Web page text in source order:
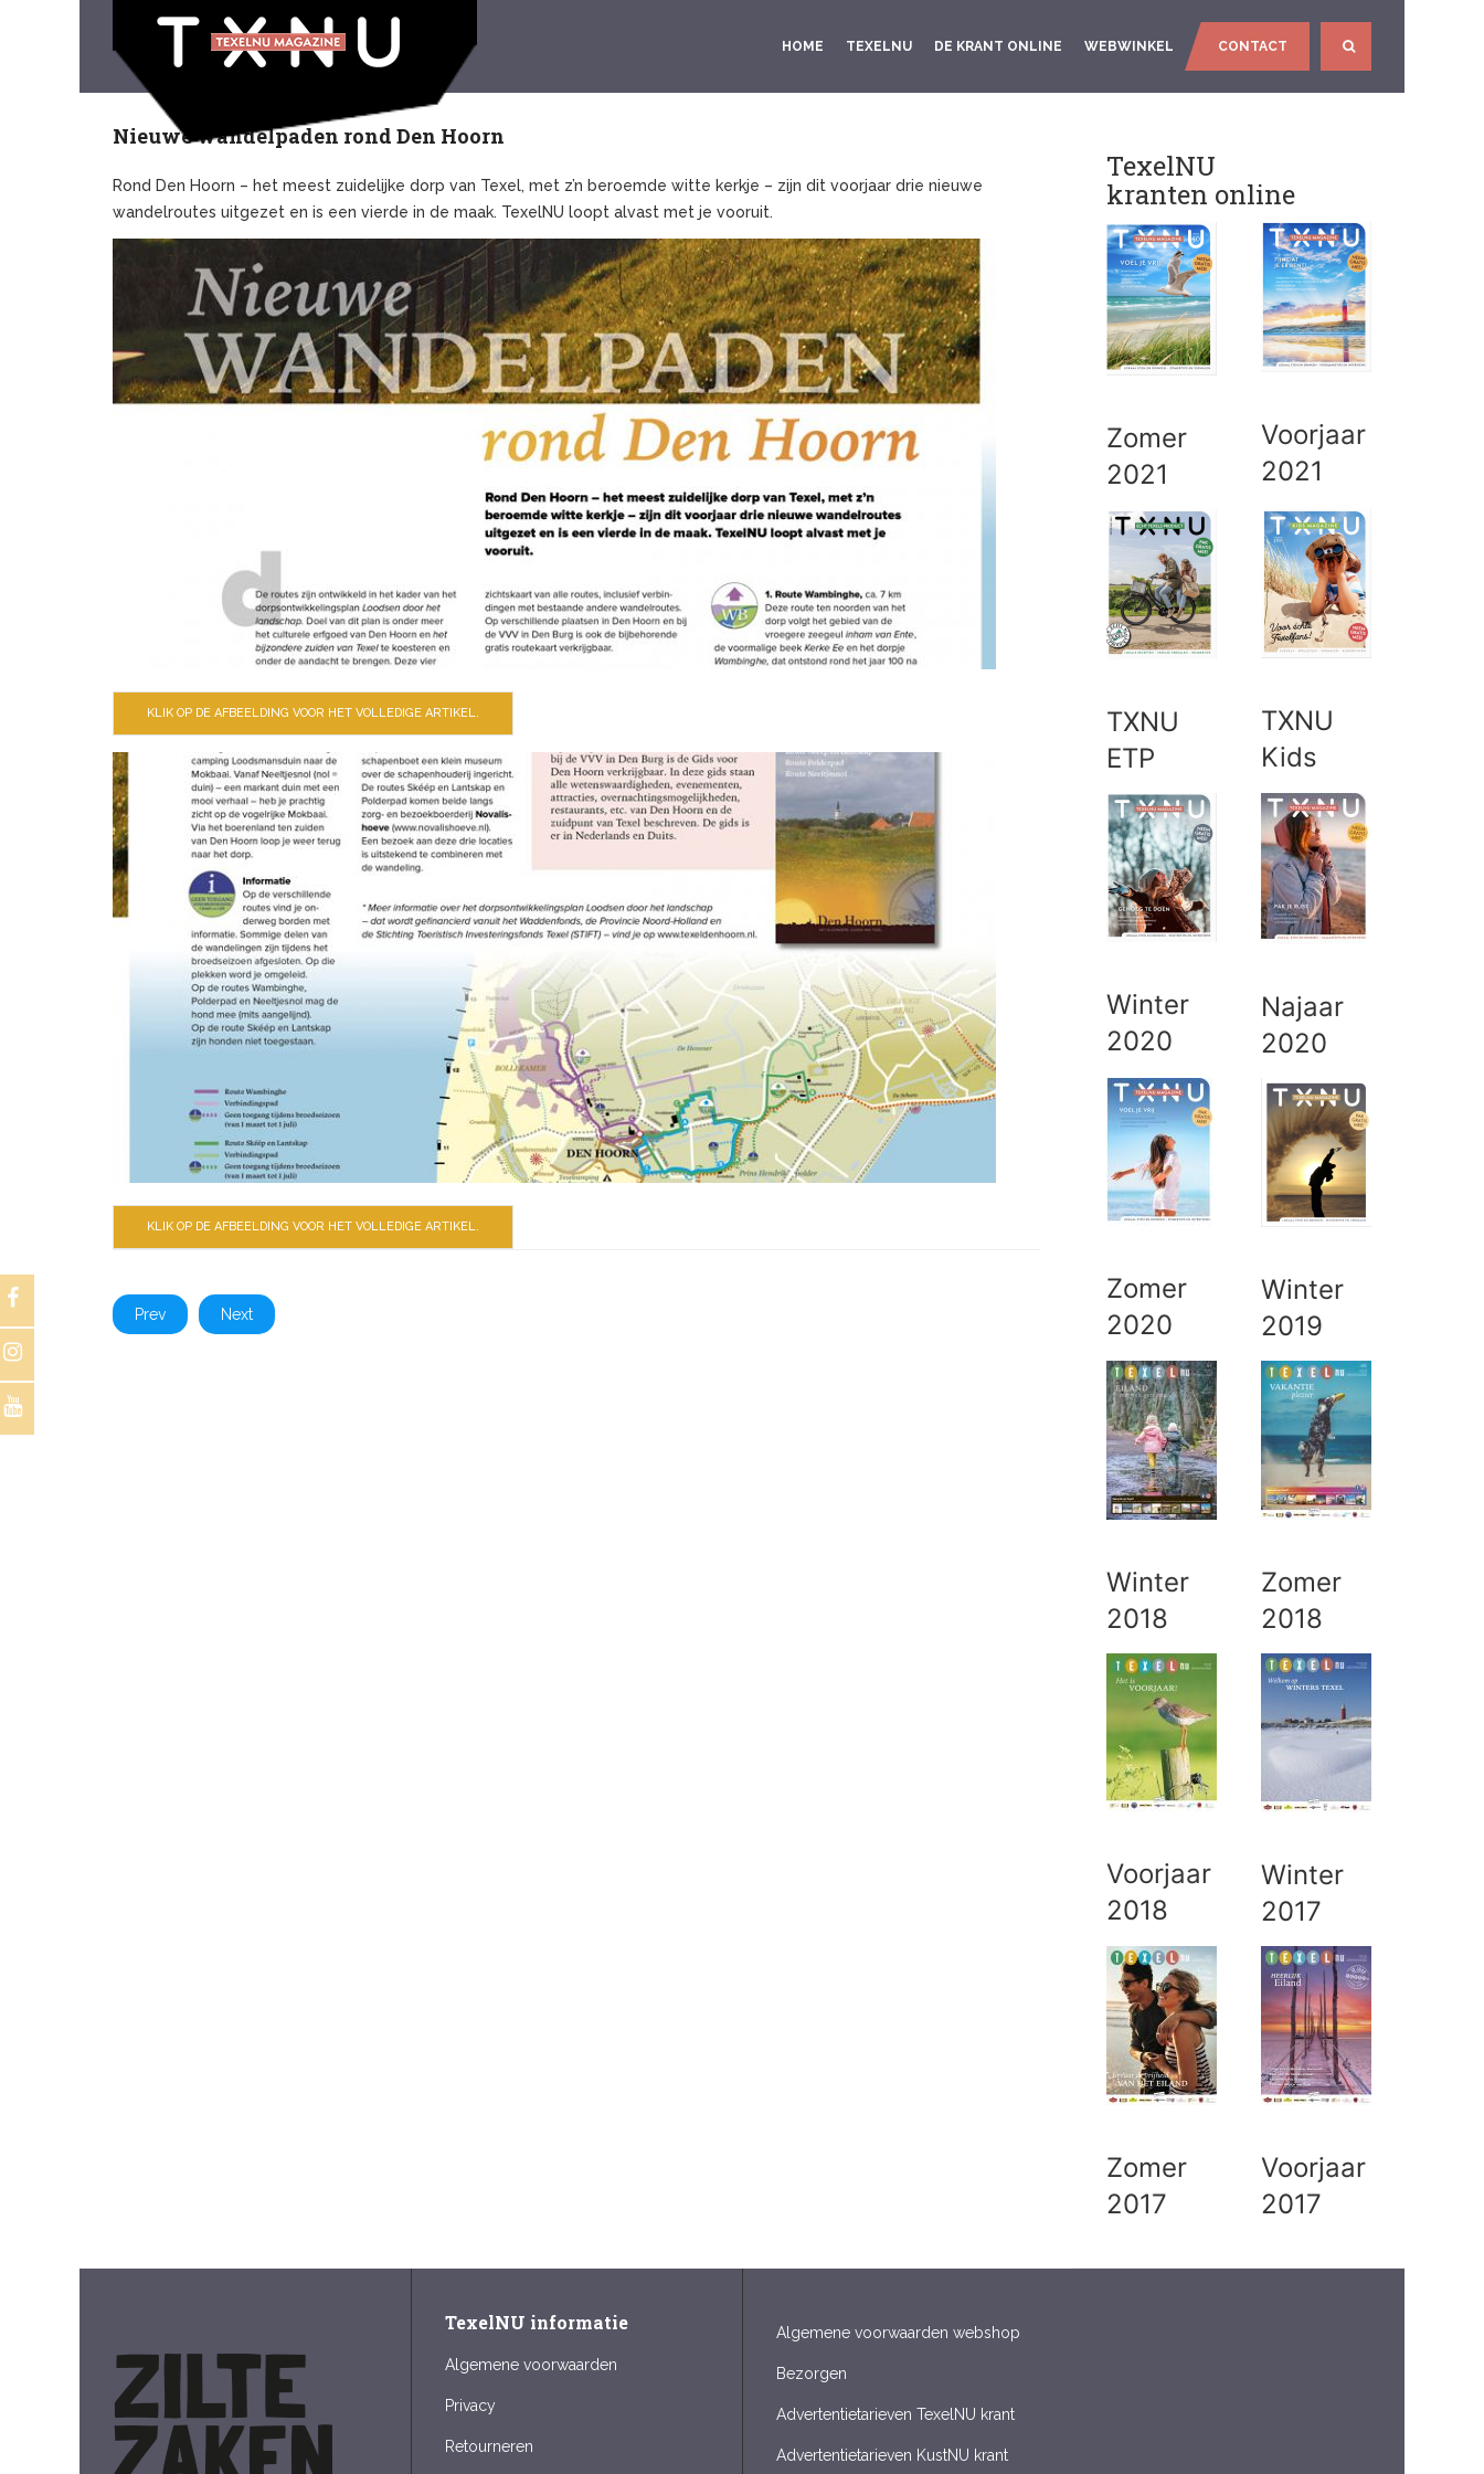
HOME TEXELNU DE KRANT ONLINE WEBWINKEL CONTACT
Nieuwe wandelpaden rond Den Hoorn
Rond Den Hoorn – het meest zuidelijke dorp van Texel, met z’n beroemde witte kerkje – zijn dit voorjaar drie nieuwe
wandelroutes uitgezet en is een vierde in de maak. TexelNU loopt alvast met je vooruit.
KLIK OP DE AFBEELDING VOOR HET VOLLEDIGE ARTIKEL.
KLIK OP DE AFBEELDING VOOR HET VOLLEDIGE ARTIKEL.
Prev Next
TexelNU
kranten online
Zomer
2021
Voorjaar
2021
TXNU
ETP
TXNU
Kids
Winter
2020
Najaar
2020
Zomer
2020
Winter
2019
Winter
2018
Zomer
2018
Voorjaar
2018
Winter
2017
Zomer
2017
Voorjaar
2017
TexelNU informatie
Algemene voorwaarden
Privacy
Retourneren
Algemene voorwaarden webshop
Bezorgen
Advertentietarieven TexelNU krant
Advertentietarieven KustNU krant